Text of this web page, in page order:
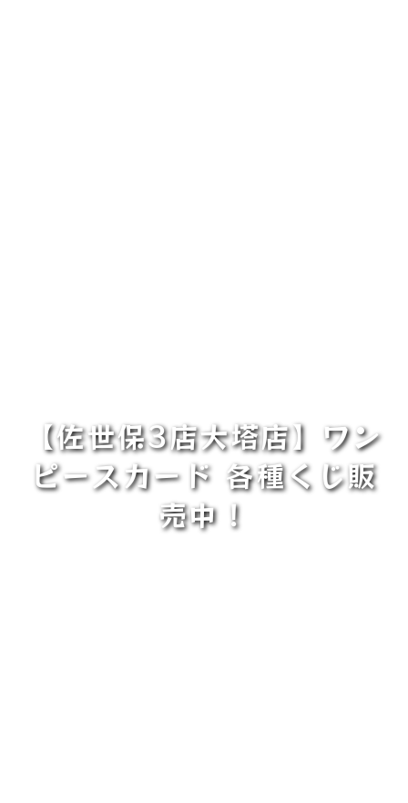
【佐世保3店大塔店】ワン
ピースカード 各種くじ販
売中！